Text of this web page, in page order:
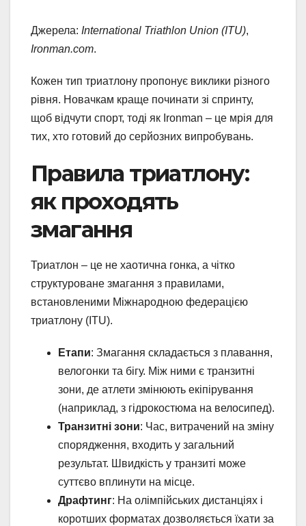
Джерела: International Triathlon Union (ITU),
Ironman.com.
Кожен тип триатлону пропонує виклики різного
рівня. Новачкам краще починати зі спринту,
щоб відчути спорт, тоді як Ironman – це мрія для
тих, хто готовий до серйозних випробувань.
Правила триатлону:
як проходять
змагання
Триатлон – це не хаотична гонка, а чітко
структуроване змагання з правилами,
встановленими Міжнародною федерацією
триатлону (ITU).
Етапи: Змагання складається з плавання,
велогонки та бігу. Між ними є транзитні
зони, де атлети змінюють екіпірування
(наприклад, з гідрокостюма на велосипед).
Транзитні зони: Час, витрачений на зміну
спорядження, входить у загальний
результат. Швидкість у транзиті може
суттєво вплинути на місце.
Драфтинг: На олімпійських дистанціях і
коротших форматах дозволяється їхати за